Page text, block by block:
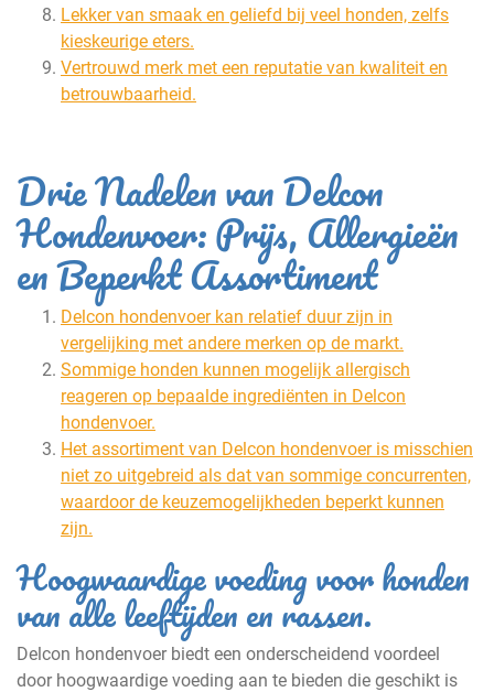
Lekker van smaak en geliefd bij veel honden, zelfs
kieskeurige eters.
Vertrouwd merk met een reputatie van kwaliteit en
betrouwbaarheid.
Drie Nadelen van Delcon
Hondenvoer: Prijs, Allergieën
en Beperkt Assortiment
Delcon hondenvoer kan relatief duur zijn in
vergelijking met andere merken op de markt.
Sommige honden kunnen mogelijk allergisch
reageren op bepaalde ingrediënten in Delcon
hondenvoer.
Het assortiment van Delcon hondenvoer is misschien
niet zo uitgebreid als dat van sommige concurrenten,
waardoor de keuzemogelijkheden beperkt kunnen
zijn.
Hoogwaardige voeding voor honden
van alle leeftijden en rassen.
Delcon hondenvoer biedt een onderscheidend voordeel
door hoogwaardige voeding aan te bieden die geschikt is